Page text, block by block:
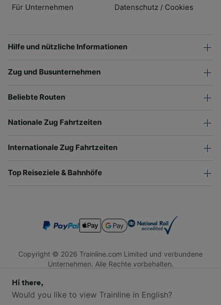
Für Unternehmen Datenschutz / Cookies
Hilfe und nützliche Informationen
Zug und Busunternehmen
Beliebte Routen
Nationale Zug Fahrtzeiten
Internationale Zug Fahrtzeiten
Top Reiseziele & Bahnhöfe
Copyright © 2026 Trainline.com Limited und verbundene
Unternehmen. Alle Rechte vorbehalten.
Firmennummer 3846791. Registrierte Adresse: 1 Stonecutter
St, London EC4A 4AH, United Kingdom. USt-IdNr.: 791 7261
Hi there,
Would you like to view Trainline in English?